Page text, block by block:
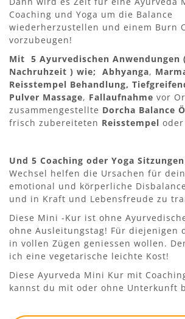
Coaching und Yoga um die Balance
wiederherzustellen und einem Burn
vorzubeugen!
Mit 5 Ayurvedischen Anwendungen
Nachruhzeit ) wie;
Abhyanga,
Reisstempel Behandlung,
Pulver Massage, Fallaufnahme vor
zusammengestellte Dorcha Balance
frisch zubereiteten Reisstempel oder
Und 5 Coaching oder Yoga
Wechsel helfen die Ursachen für
emotional und körperliche
und in Kraft und Lebensfreude zu
Diese Mini -Kur ist ohne
ohne Ausleitungstag! Für diejenigen
in vollen Zügen geniessen wollen.
ich eine vegetarische leichte Kost!
Diese Ayurveda Mini Kur mit
kannst du mit oder ohne Unterkunft